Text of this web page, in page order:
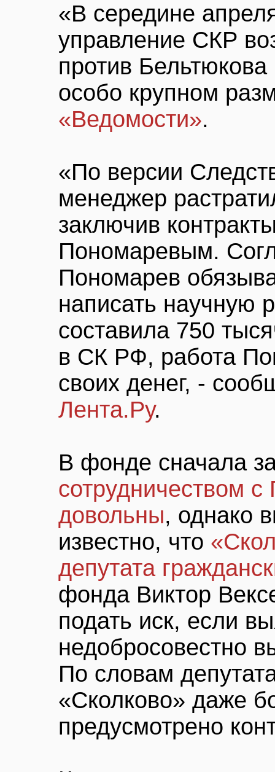
«В середине
управление СКР
против Бельтюкова
особо крупном
«Ведомости».
«По версии
менеджер
заключив
Пономаревым.
Пономарев
написать научную
составила 750
в СК РФ, работа
своих денег, -
Лента.Ру.
В фонде сначала
сотрудничеством
довольны, однако
известно, что
депутата
фонда Виктор
подать иск, если
недобросовестно
По словам
«Сколково» даже
предусмотрено